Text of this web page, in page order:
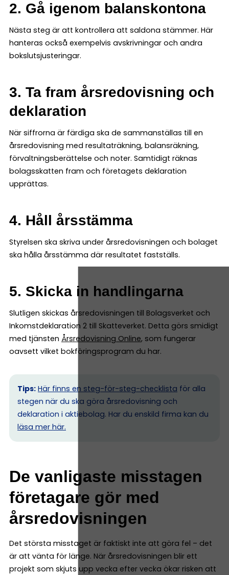
2. Gå igenom balanskontona
Nästa steg är att kontrollera att saldona stämmer. Här
hanteras också exempelvis avskrivningar och andra
bokslutsjusteringar.
3. Ta fram årsredovisning och
deklaration
När siffrorna är färdiga ska de sammanställas till en
årsredovisning med resultaträkning, balansräkning,
förvaltningsberättelse och noter. Samtidigt räknas
bolagsskatten fram och företagets deklaration
upprättas.
4. Håll årsstämma
Styrelsen ska skriva under årsredovisningen och bolaget
ska hålla årsstämma där resultatet fastställs.
5. Skicka in handlingarna
Slutligen skickas årsredovisningen till Bolagsverket och
Inkomstdeklaration 2 till Skatteverket. Detta görs smidigt
med tjänsten Årsredovisning Online, som fungerar
oavsett vilket bokföringsprogram du har.
Tips: Här finns en steg-för-steg-checklista för alla
stegen när du ska göra årsredovisning och
deklaration i aktiebolag. Har du enskild firma kan du
läsa mer här.
De vanligaste misstagen
företagare gör med
årsredovisningen
Det största misstaget är faktiskt inte att göra fel – det
är att vänta för länge. När årsredovisningen blir ett
projekt som skjuts upp vecka efter vecka ökar risken att